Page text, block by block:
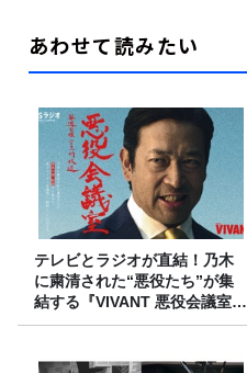
あわせて読みたい
テレビとラジオが直結！乃木
に粛清された“悪役たち”が集
結する『VIVANT 悪役会議室』
7/26(日)23時スタート！